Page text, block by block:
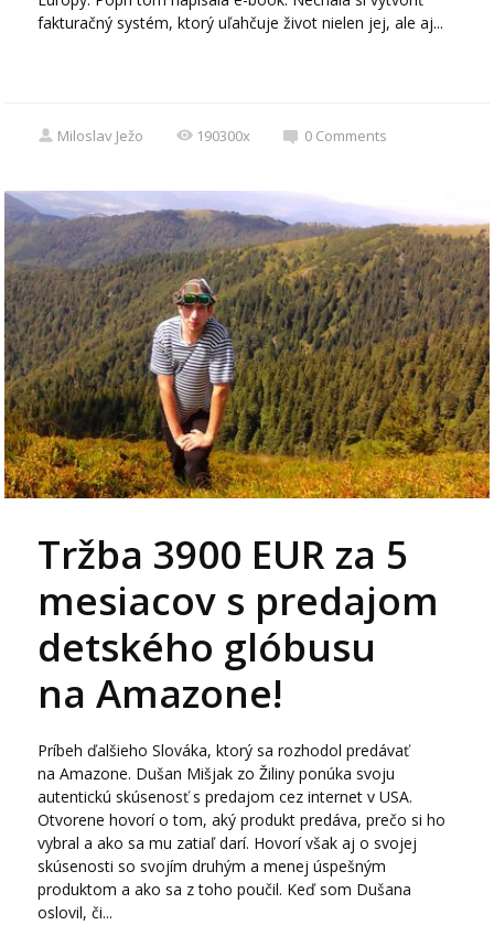
fakturačný systém, ktorý uľahčuje život nielen jej, ale aj...
Miloslav Ježo 190300x 0 Comments
Tržba 3900 EUR za 5
mesiacov s predajom
detského glóbusu
na Amazone!
Príbeh ďalšieho Slováka, ktorý sa rozhodol predávať
na Amazone. Dušan Mišjak zo Žiliny ponúka svoju
autentickú skúsenosť s predajom cez internet v USA.
Otvorene hovorí o tom, aký produkt predáva, prečo si ho
vybral a ako sa mu zatiaľ darí. Hovorí však aj o svojej
skúsenosti so svojím druhým a menej úspešným
produktom a ako sa z toho poučil. Keď som Dušana
oslovil, či...